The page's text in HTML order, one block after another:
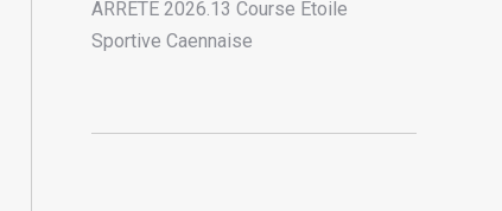
ARRETE 2026.13 Course Etoile
Sportive Caennaise